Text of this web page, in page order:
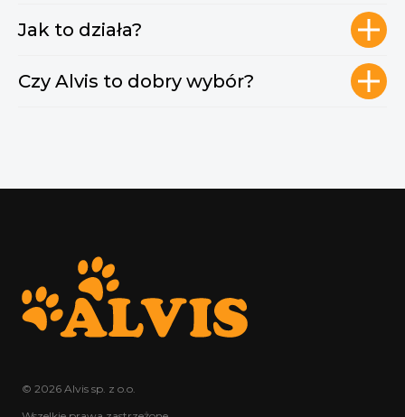
Jak to działa?
Czy Alvis to dobry wybór?
© 2026 Alvis sp. z o.o.